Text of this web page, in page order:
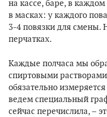
на кассе, баре, в
в масках: у каждого
3-4 повязки для смены.
перчатках.
Каждые полчаса мы
спиртовыми
обязательно
ведем специальный
сейчас перечислила, –